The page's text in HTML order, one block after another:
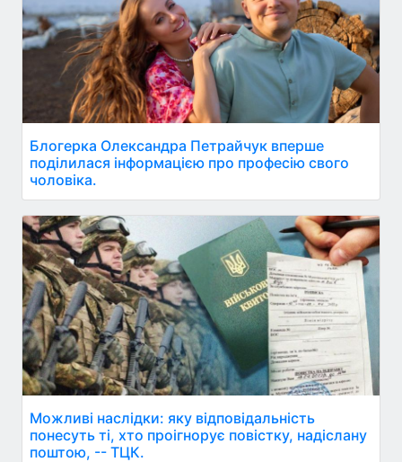
Блогерка Олександра Петрайчук вперше
поділилася інформацією про професію свого
чоловіка.
Можливі наслідки: яку відповідальність
понесуть ті, хто проігнорує повістку, надіслану
поштою, -- ТЦК.